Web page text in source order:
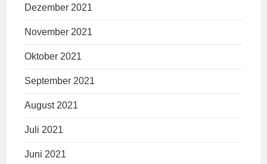
Dezember 2021
November 2021
Oktober 2021
September 2021
August 2021
Juli 2021
Juni 2021